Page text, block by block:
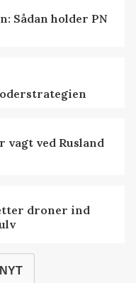
Sådan holder PN
vagt ved Rusland
droner ind